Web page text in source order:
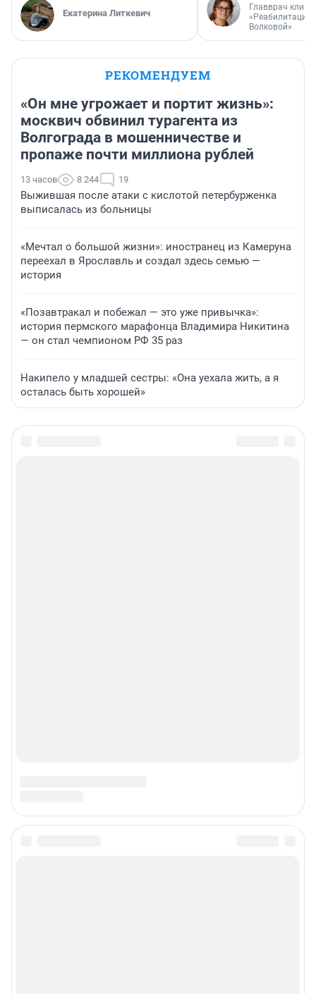
Екатерина Литкевич
Главврач
«Реабилитация
Волковой»
РЕКОМЕНДУЕМ
«Он мне угрожает и портит жизнь»:
москвич обвинил турагента из
Волгограда в мошенничестве и
пропаже почти миллиона рублей
13 часов 8 244 19
Выжившая после атаки с кислотой петербурженка
выписалась из больницы
«Мечтал о большой жизни»: иностранец из Камеруна
переехал в Ярославль и создал здесь семью —
история
«Позавтракал и побежал — это уже привычка»:
история пермского марафонца Владимира Никитина
— он стал чемпионом РФ 35 раз
Накипело у младшей сестры: «Она уехала жить, а я
осталась быть хорошей»